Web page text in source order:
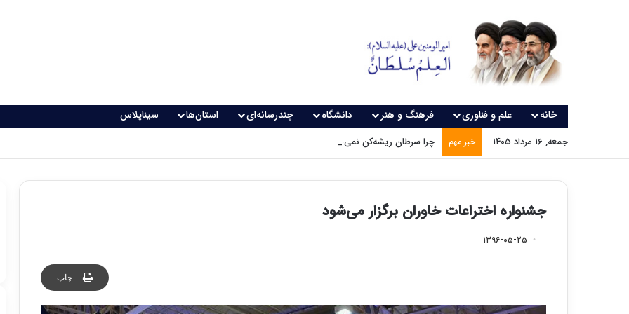
خانه علم و فناوری فرهنگ و هنر دانشگاه چندرسانه‌ای استان‌ها سیناپلاس
جمعه, ۱۶ مرداد ۱۴۰۵ خبر مهم چرا سرطان ریشه‌کن نمی‌شود؟
جشنواره اختراعات خاوران برگزار می‌شود
۱۳۹۶-۰۵-۲۵
چاپ